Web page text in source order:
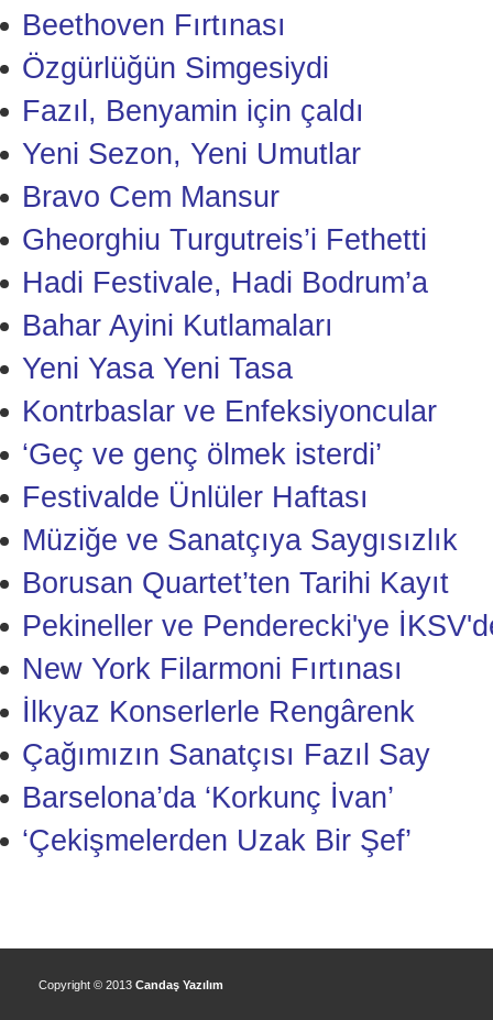
Beethoven Fırtınası
Özgürlüğün Simgesiydi
Fazıl, Benyamin için çaldı
Yeni Sezon, Yeni Umutlar
Bravo Cem Mansur
Gheorghiu Turgutreis’i Fethetti
Hadi Festivale, Hadi Bodrum’a
Bahar Ayini Kutlamaları
Yeni Yasa Yeni Tasa
Kontrbaslar ve Enfeksiyoncular
‘Geç ve genç ölmek isterdi’
Festivalde Ünlüler Haftası
Müziğe ve Sanatçıya Saygısızlık
Borusan Quartet’ten Tarihi Kayıt
Pekineller ve Penderecki'ye
New York Filarmoni Fırtınası
İlkyaz Konserlerle Rengârenk
Çağımızın Sanatçısı Fazıl Say
Barselona’da ‘Korkunç İvan’
‘Çekişmelerden Uzak Bir Şef’
Copyright © 2013 Candaş Yazılım